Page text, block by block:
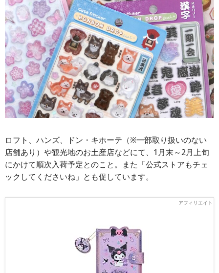
ロフト、ハンズ、ドン・キホーテ（※一部取り扱いのない
店舗あり）や観光地のお土産店などにて、1月末～2月上旬
にかけて順次入荷予定とのこと。また「公式ストアもチェ
ックしてくださいね」とも促しています。